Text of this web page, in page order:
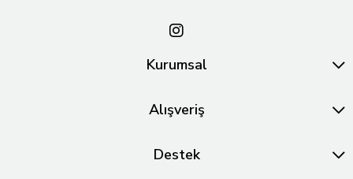
Kurumsal
Alışveriş
Destek